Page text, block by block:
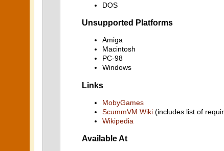
DOS
Unsupported Platforms
Amiga
Macintosh
PC-98
Windows
Links
MobyGames
ScummVM Wiki (includes list of
Wikipedia
Available At